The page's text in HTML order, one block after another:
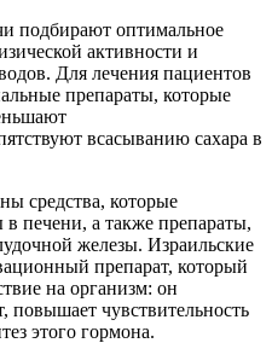
подбирают оптимальное
активности и
Для лечения пациентов
препараты, которые
всасыванию сахара в
средства, которые
печени, а также препараты,
железы. Израильские
препарат, который
на организм: он
повышает чувствительность
этого гормона.